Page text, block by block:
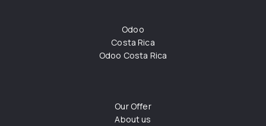
Odoo
Costa Rica
Odoo Costa Rica
Our Offer
About us